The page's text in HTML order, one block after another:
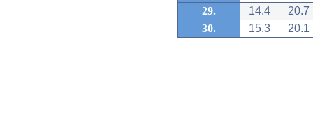
29.
14.4
20.7
30.
15.3 20.1